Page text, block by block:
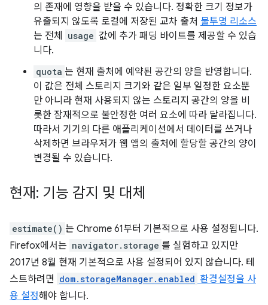
의 존재에 영향을 받을 수 있습니다. 정확한 크기 정보가
유출되지 않도록 로컬에 저장된 교차 출처 불투명 리소스
는 전체
usage 값에 추가 패딩 바이트를 제공할 수 있습
니다.
quota 는 현재 출처에 예약된 공간의 양을 반영합니다.
이 값은 전체 스토리지 크기와 같은 일부 일정한 요소뿐
만 아니라 현재 사용되지 않는 스토리지 공간의 양을 비
롯한 잠재적으로 불안정한 여러 요소에 따라 달라집니다.
따라서 기기의 다른 애플리케이션에서 데이터를 쓰거나
삭제하면 브라우저가 웹 앱의 출처에 할당할 공간의 양이
변경될 수 있습니다.
현재: 기능 감지 및 대체
estimate() 는 Chrome 61부터 기본적으로 사용 설정됩니다.
Firefox에서는 navigator.storage 를 실험하고 있지만
2017년 8월 현재 기본적으로 사용 설정되어 있지 않습니다. 테
스트하려면 dom.storageManager.enabled 환경설정을 사
용 설정해야 합니다.